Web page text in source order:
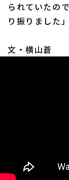
運営会社（別ウィ
られていたの
り振りました」
文・横山蒼